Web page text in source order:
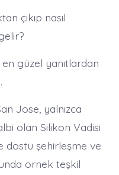
çıkıp nasıl
güzel yanıtlardan
Jose, yalnızca
olan Silikon Vadisi
dostu şehirleşme ve
örnek teşkil